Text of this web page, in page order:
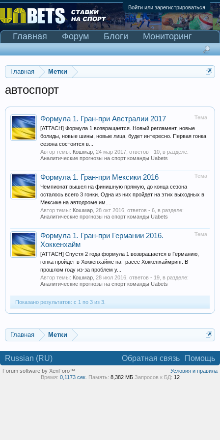
Войти или зарегистрироваться
Главная Метки
автоспорт
Тема
Формула 1. Гран-при Австралии 2017
[ATTACH] Формула 1 возвращается. Новый регламент, новые
болиды, новые шины, новые лица, будет интересно. Первая гонка
сезона состоится в...
Автор темы: Кошмар 24 мар 2017 , ответов - 10, в разделе:
Аналитические прогнозы на спорт команды Uabets
Тема
Формула 1. Гран-при Мексики 2016
Чемпионат вышел на финишную прямую, до конца сезона
осталось всего 3 гонки. Одна из них пройдет на этих выходных в
Мексике на автодроме им....
Автор темы: Кошмар 28 окт 2016 , ответов - 6, в разделе:
Аналитические прогнозы на спорт команды Uabets
Тема
Формула 1. Гран-при Германии 2016.
Хоккенхайм
[ATTACH] Спустя 2 года формула 1 возвращается в Германию,
гонка пройдет в Хоккенхайме на трассе Хоккенхаймринг. В
прошлом году из-за проблем у...
Автор темы: Кошмар 28 июл 2016 , ответов - 19, в разделе:
Аналитические прогнозы на спорт команды Uabets
Показано результатов: с 1 по 3 из 3.
Главная Метки
Главная Форум Блоги
Мониторинг
Сканер Pinnacle
Russian (RU) Обратная связь Помощь
Условия и правила
Forum software by XenForo™
Время: 0,1173 сек. Память: 8,382 МБ Запросов к БД: 12